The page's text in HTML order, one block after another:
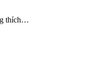
thích…